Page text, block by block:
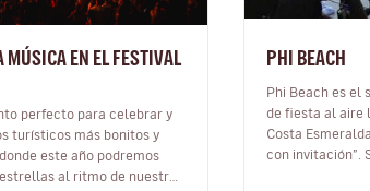
MÚSICA EN EL FESTIVAL
perfecto para celebrar y
turísticos más bonitos y
este año podremos
al ritmo de nuestras
PHI BEACH
Phi Beach es el
de fiesta al aire
Costa
con invitación”.